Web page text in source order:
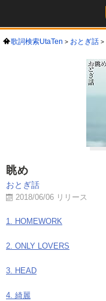
歌詞検索UtaTen おとぎ話
眺め
おとぎ話
2018/06/06 リリース
1. HOMEWORK
2. ONLY LOVERS
3. HEAD
4. 綺麗